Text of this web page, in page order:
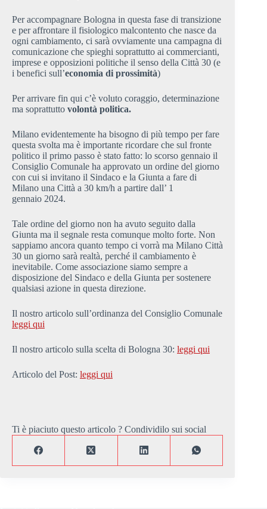
Per accompagnare Bologna in questa fase di transizione
e per affrontare il fisiologico malcontento che nasce da
ogni cambiamento, ci sarà ovviamente una campagna di
comunicazione che spieghi soprattutto ai commercianti,
imprese e opposizioni politiche il senso della Città 30 (e
i benefici sull’economia di prossimità)
Per arrivare fin qui c’è voluto coraggio, determinazione
ma soprattutto volontà politica.
Milano evidentemente ha bisogno di più tempo per fare
questa svolta ma è importante ricordare che sul fronte
politico il primo passo è stato fatto: lo scorso gennaio il
Consiglio Comunale ha approvato un ordine del giorno
con cui si invitano il Sindaco e la Giunta a fare di
Milano una Città a 30 km/h a partire dall’ 1
gennaio 2024.
Tale ordine del giorno non ha avuto seguito dalla
Giunta ma il segnale resta comunque molto forte. Non
sappiamo ancora quanto tempo ci vorrà ma Milano Città
30 un giorno sarà realtà, perché il cambiamento è
inevitabile. Come associazione siamo sempre a
disposizione del Sindaco e della Giunta per sostenere
qualsiasi azione in questa direzione.
Il nostro articolo sull’ordinanza del Consiglio Comunale
leggi qui
Il nostro articolo sulla scelta di Bologna 30: leggi qui
Articolo del Post: leggi qui
Ti è piaciuto questo articolo ? Condividilo sui social